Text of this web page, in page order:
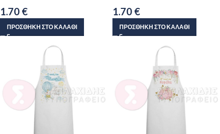
1.70 €
ΠΡΟΣΘΉΚΗ ΣΤΟ ΚΑΛΆΘΙ
1.70 €
ΠΡΟΣΘΉΚΗ ΣΤΟ ΚΑΛΆΘΙ